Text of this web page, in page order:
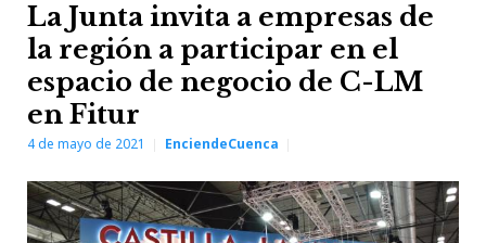
La Junta invita a empresas de
la región a participar en el
espacio de negocio de C-LM
en Fitur
4 de mayo de 2021 EnciendeCuenca